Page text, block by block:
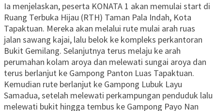
Ia menjelaskan, peserta KONATA 1 akan memulai start di
Ruang Terbuka Hijau (RTH) Taman Pala Indah, Kota
Tapaktuan. Mereka akan melalui rute mulai arah ruas
jalan sawang kajai, lalu belok ke kompleks perkantoran
Bukit Gemilang. Selanjutnya terus melaju ke arah
perumahan kolam aroya dan melewati sungai aroya dan
terus berlanjut ke Gampong Panton Luas Tapaktuan.
Kemudian rute berlanjut ke Gampong Lubuk Layu
Samadua, setelah melewati perkampungan penduduk lalu
melewati bukit hingga tembus ke Gampong Payo Nan